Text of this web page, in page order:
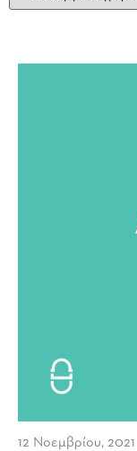
12 Νοεμβρίου, 2021